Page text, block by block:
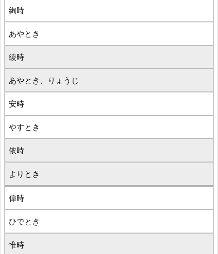
絢時
あやとき
綾時
あやとき、りょうじ
安時
やすとき
依時
よりとき
偉時
ひでとき
惟時